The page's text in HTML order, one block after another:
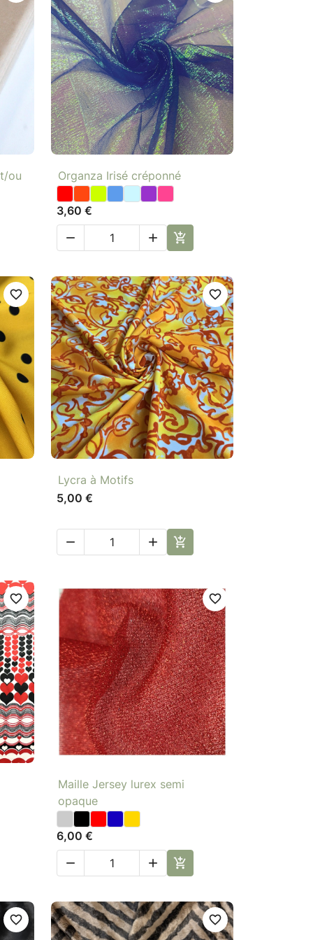
ou
Aperçu rapide
Organza Irisé créponné
3,60 €

 
favorite_border
Aperçu rapide
favorite_border
Lycra à Motifs
5,00 €
  
favorite_border
Aperçu rapide
favorite_border
Maille Jersey lurex semi
opaque
6,00 €

 
favorite_border favorite_border